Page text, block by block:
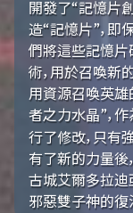
開發了“記憶片
造“記憶片”，即
們將這些記憶片
術，用於召喚新
用資源召喚英雄
者之力水晶”，
行了修改，只有
有了新的力量後
古城艾爾多拉迪
邪惡雙子神的